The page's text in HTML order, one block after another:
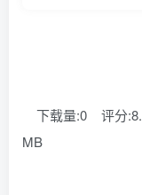
下载量:0 评分
MB